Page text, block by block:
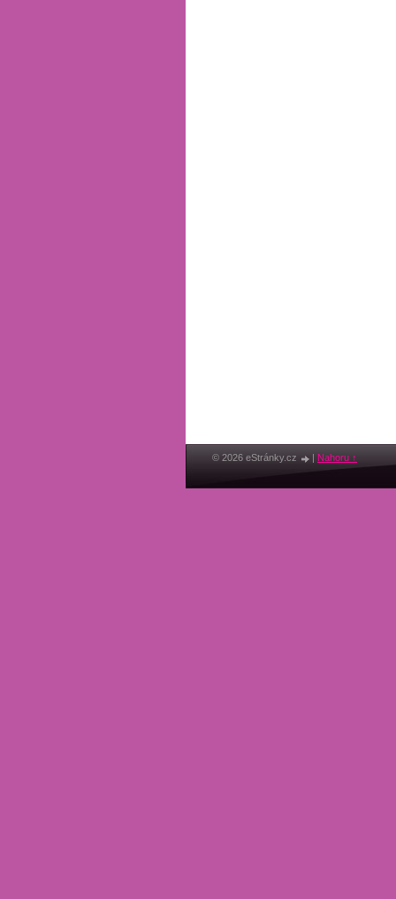
© 2026 eStránky.cz | Nahoru ↑